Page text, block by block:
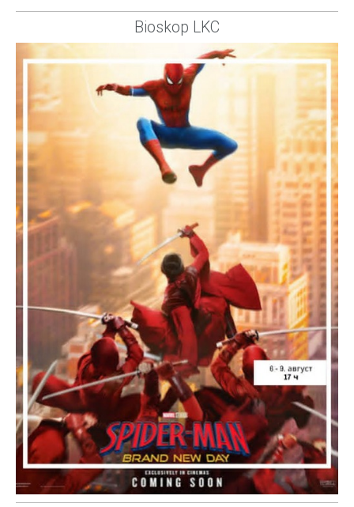
Bioskop LKC